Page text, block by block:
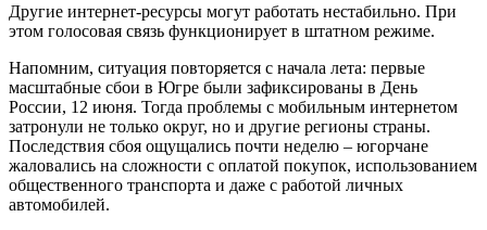
Другие интернет-ресурсы могут работать нестабильно. При
этом голосовая связь функционирует в штатном режиме.
Напомним, ситуация повторяется с начала лета: первые
масштабные сбои в Югре были зафиксированы в День
России, 12 июня. Тогда проблемы с мобильным интернетом
затронули не только округ, но и другие регионы страны.
Последствия сбоя ощущались почти неделю – югорчане
жаловались на сложности с оплатой покупок, использованием
общественного транспорта и даже с работой личных
автомобилей.